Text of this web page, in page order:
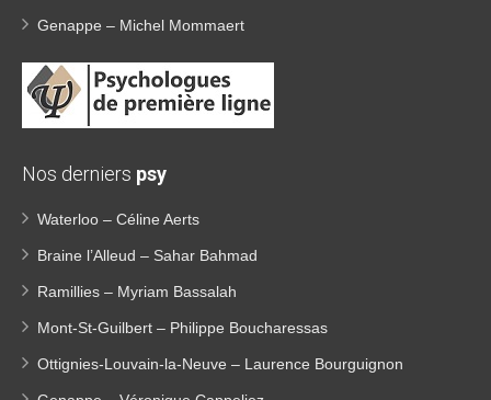
Genappe – Michel Mommaert
Nos derniers psy
Waterloo – Céline Aerts
Braine l’Alleud – Sahar Bahmad
Ramillies – Myriam Bassalah
Mont-St-Guilbert – Philippe Boucharessas
Ottignies-Louvain-la-Neuve – Laurence Bourguignon